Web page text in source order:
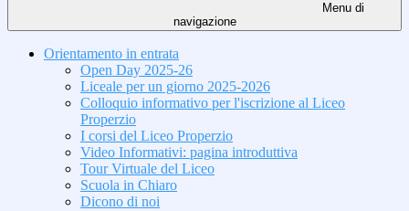
Menu di
navigazione
Orientamento in entrata
Open Day 2025-26
Liceale per un giorno 2025-2026
Colloquio informativo per l'iscrizione al Liceo
Properzio
I corsi del Liceo Properzio
Video Informativi: pagina introduttiva
Tour Virtuale del Liceo
Scuola in Chiaro
Dicono di noi